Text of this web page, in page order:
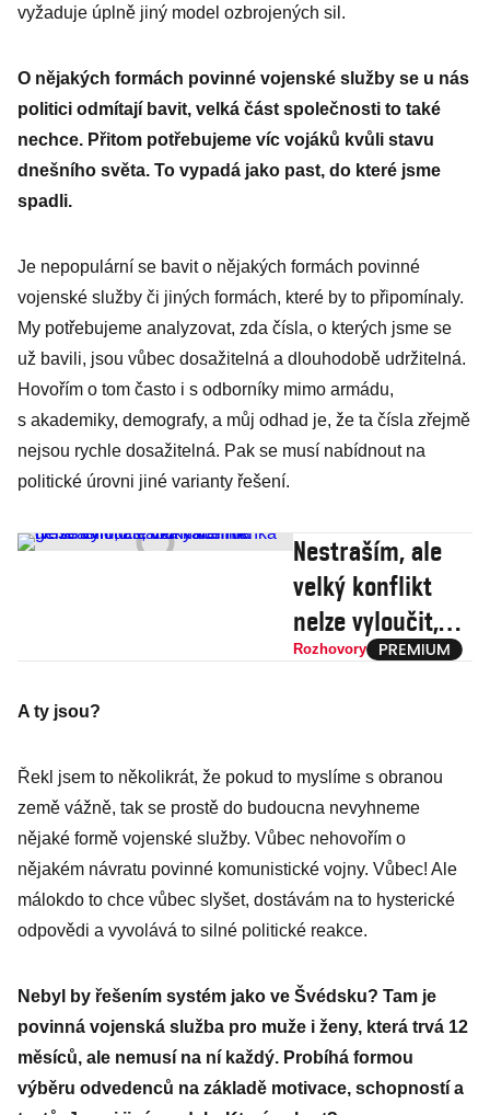
vyžaduje úplně jiný model ozbrojených sil.
O nějakých formách povinné vojenské služby se u nás
politici odmítají bavit, velká část společnosti to také
nechce. Přitom potřebujeme víc vojáků kvůli stavu
dnešního světa. To vypadá jako past, do které jsme
spadli.
Je nepopulární se bavit o nějakých formách povinné
vojenské služby či jiných formách, které by to připomínaly.
My potřebujeme analyzovat, zda čísla, o kterých jsme se
už bavili, jsou vůbec dosažitelná a dlouhodobě udržitelná.
Hovořím o tom často i s odborníky mimo armádu,
s akademiky, demografy, a můj odhad je, že ta čísla zřejmě
nejsou rychle dosažitelná. Pak se musí nabídnout na
politické úrovni jiné varianty řešení.
Nestraším, ale
velký konflikt
nelze vyloučit,
říká náčelník
Řehka
Rozhovory
A ty jsou?
Řekl jsem to několikrát, že pokud to myslíme s obranou
země vážně, tak se prostě do budoucna nevyhneme
nějaké formě vojenské služby. Vůbec nehovořím o
nějakém návratu povinné komunistické vojny. Vůbec! Ale
málokdo to chce vůbec slyšet, dostávám na to hysterické
odpovědi a vyvolává to silné politické reakce.
Nebyl by řešením systém jako ve Švédsku? Tam je
povinná vojenská služba pro muže i ženy, která trvá 12
měsíců, ale nemusí na ní každý. Probíhá formou
výběru odvedenců na základě motivace, schopností a